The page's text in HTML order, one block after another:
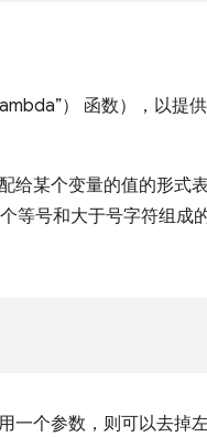
） 函数），以提
给某个变量的值的形式
等号和大于号字符组成
一个参数，则可以去掉